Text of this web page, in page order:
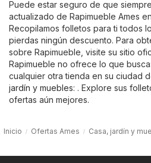
Puede estar seguro de que
actualizado de Rapimueble Ames
Recopilamos folletos para ti todos
pierdas ningún descuento. Para
sobre Rapimueble, visite su sitio
Rapimueble no ofrece lo que
cualquier otra tienda en su ciudad
jardín y muebles: . Explore sus
ofertas aún mejores.
Inicio Ofertas Ames Casa, jardín y